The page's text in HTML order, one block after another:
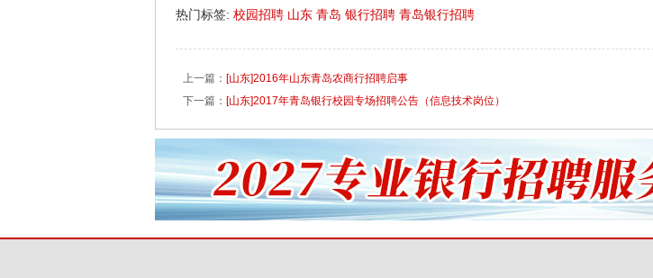
热门标签: 校园招聘 山东 青岛 银行招聘 青岛银行招聘
上一篇： [山东]2016年山东青岛农商行招聘启事
下一篇： [山东]2017年青岛银行校园专场招聘公告（信息技术岗位）